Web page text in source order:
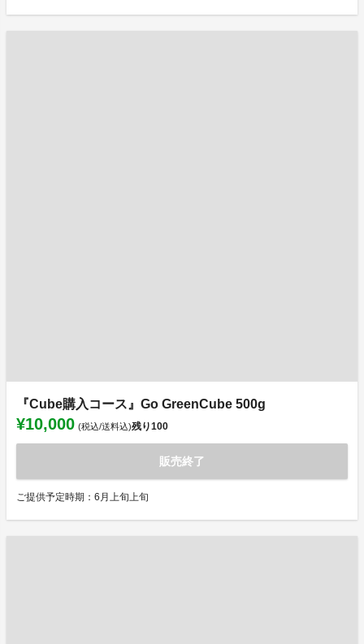
『Cube購入コース』Go GreenCube 500g
¥10,000 (税込/送料込)残り100
販売終了
ご提供予定時期：6月上旬上旬